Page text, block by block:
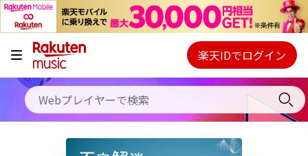
キャンペーン
料金プラン
使い方
Webプレイヤー
ご契約内容の確認・変更
楽天IDでログイン